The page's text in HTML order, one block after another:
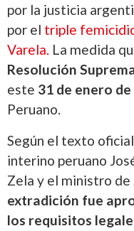
por la justicia
por el triple
Varela. La medida
Resolución
este 31 de enero
Peruano.
Según el texto
interino peruano
Zela y el ministro
extradición fue
los requisitos